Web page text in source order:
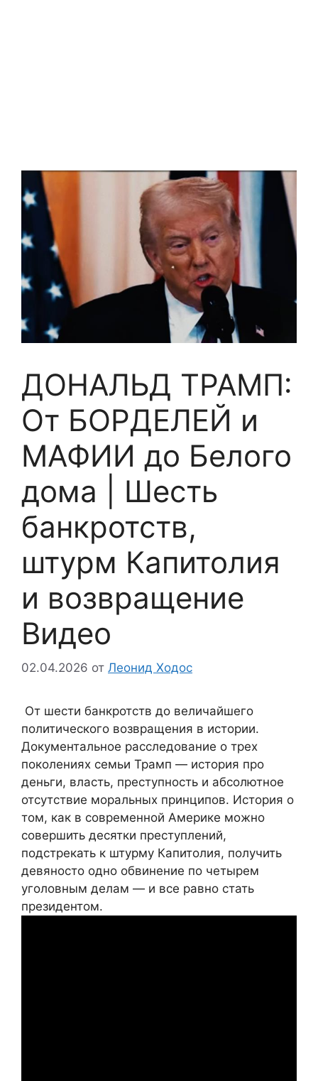
ДОНАЛЬД ТРАМП:
От БОРДЕЛЕЙ и
МАФИИ до Белого
дома | Шесть
банкротств,
штурм Капитолия
и возвращение
Видео
02.04.2026 от Леонид Ходос
От шести банкротств до величайшего
политического возвращения в истории.
Документальное расследование о трех
поколениях семьи Трамп — история про
деньги, власть, преступность и абсолютное
отсутствие моральных принципов. История о
том, как в современной Америке можно
совершить десятки преступлений,
подстрекать к штурму Капитолия, получить
девяносто одно обвинение по четырем
уголовным делам — и все равно стать
президентом.